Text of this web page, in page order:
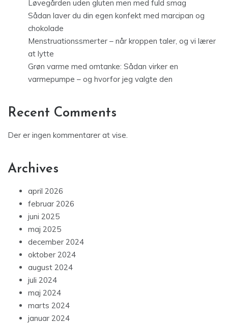
Løvegården uden gluten men med fuld smag
Sådan laver du din egen konfekt med marcipan og
chokolade
Menstruationssmerter – når kroppen taler, og vi lærer
at lytte
Grøn varme med omtanke: Sådan virker en
varmepumpe – og hvorfor jeg valgte den
Recent Comments
Der er ingen kommentarer at vise.
Archives
april 2026
februar 2026
juni 2025
maj 2025
december 2024
oktober 2024
august 2024
juli 2024
maj 2024
marts 2024
januar 2024